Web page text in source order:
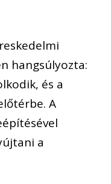
hangsúlyozta:
és a
A
a